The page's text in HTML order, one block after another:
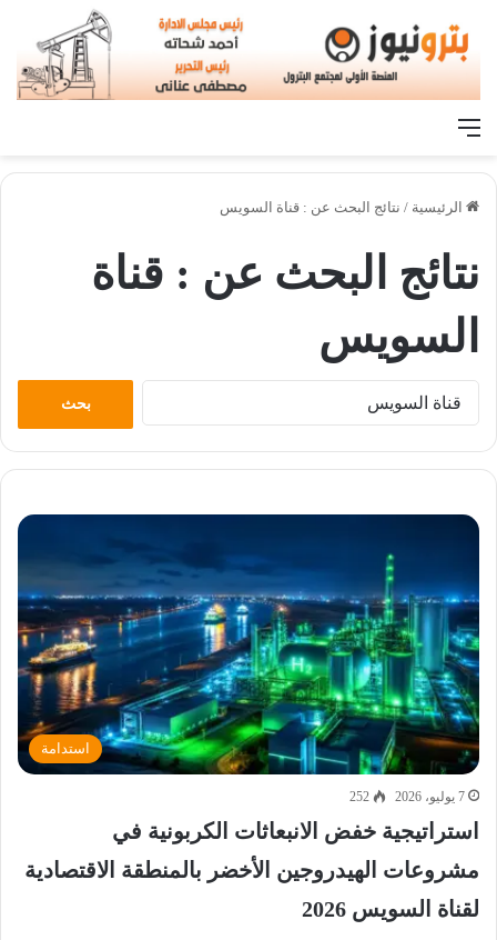
القائمة
الرئيسية / نتائج البحث عن : قناة السويس
نتائج البحث عن : قناة
السويس
استدامة
7 يوليو، 2026 252
استراتيجية خفض الانبعاثات الكربونية في
مشروعات الهيدروجين الأخضر بالمنطقة الاقتصادية
لقناة السويس 2026